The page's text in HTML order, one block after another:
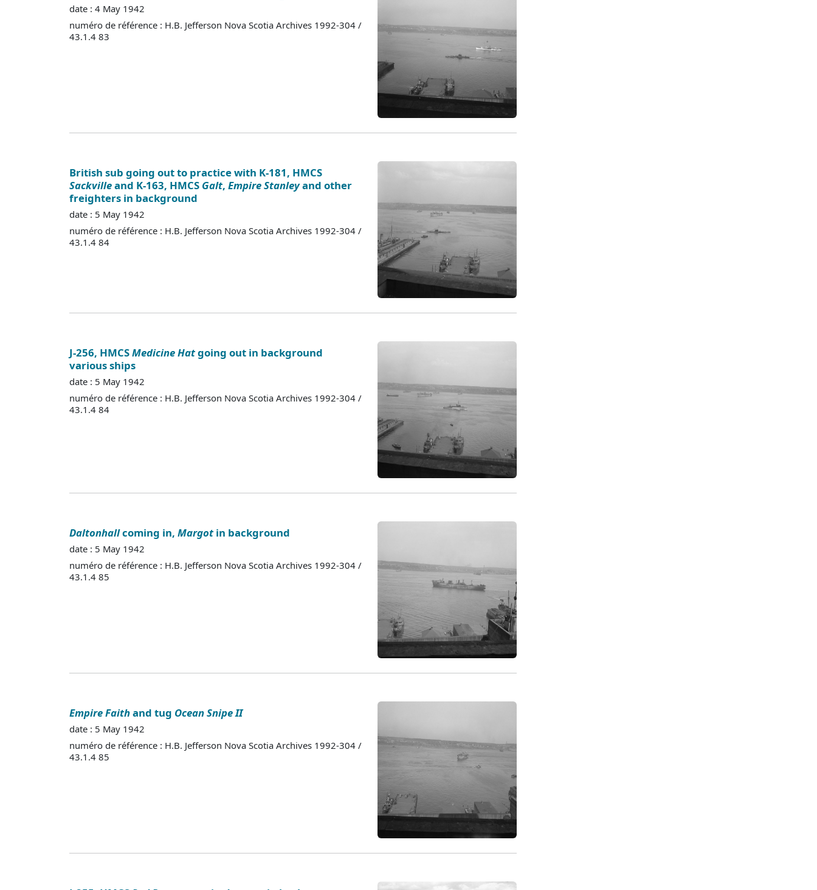
date : 4 May 1942
numéro de référence : H.B. Jefferson Nova Scotia Archives 1992-304 /
43.1.4 83
British sub going out to practice with K-181, HMCS
Sackvilleand K-163, HMCS Galt, Empire Stanleyand other
freighters in background
date : 5 May 1942
numéro de référence : H.B. Jefferson Nova Scotia Archives 1992-304 /
43.1.4 84
J-256, HMCSMedicine Hatgoing out in background
various ships
date : 5 May 1942
numéro de référence : H.B. Jefferson Nova Scotia Archives 1992-304 /
43.1.4 84
Daltonhallcoming in, Margotin background
date : 5 May 1942
numéro de référence : H.B. Jefferson Nova Scotia Archives 1992-304 /
43.1.4 85
Empire Faithand tug Ocean Snipe II
date : 5 May 1942
numéro de référence : H.B. Jefferson Nova Scotia Archives 1992-304 /
43.1.4 85